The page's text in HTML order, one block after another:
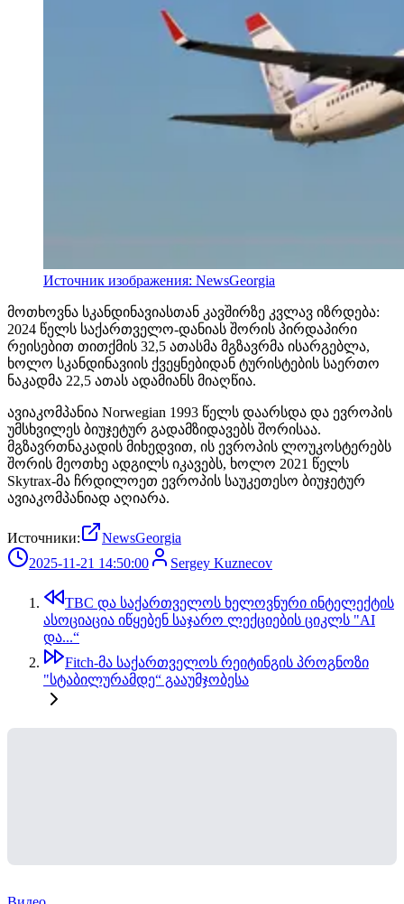
Источник изображения: NewsGeorgia
მოთხოვნა სკანდინავიასთან კავშირზე კვლავ იზრდება:
2024 წელს საქართველო-დანიას შორის პირდაპირი
რეისებით თითქმის 32,5 ათასმა მგზავრმა ისარგებლა,
ხოლო სკანდინავიის ქვეყნებიდან ტურისტების საერთო
ნაკადმა 22,5 ათას ადამიანს მიაღწია.
ავიაკომპანია Norwegian 1993 წელს დაარსდა და ევროპის
უმსხვილეს ბიუჯეტურ გადამზიდავებს შორისაა.
მგზავრთნაკადის მიხედვით, ის ევროპის ლოუკოსტერებს
შორის მეოთხე ადგილს იკავებს, ხოლო 2021 წელს
Skytrax-მა ჩრდილოეთ ევროპის საუკეთესო ბიუჯეტურ
ავიაკომპანიად აღიარა.
Источники:
NewsGeorgia
2025-11-21 14:50:00
Sergey Kuznecov
TBC და საქართველოს ხელოვნური ინტელექტის
ასოციაცია იწყებენ საჯარო ლექციების ციკლს "AI
და...“
Fitch-მა საქართველოს რეიტინგის პროგნოზი
"სტაბილურამდე“ გააუმჯობესა